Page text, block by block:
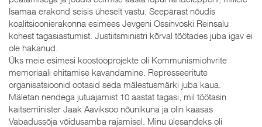
Isamaa erakond seisis üheselt vastu. Seepärast nõudis
koalitsioonierakonna esimees Jevgeni Ossinvoski Reinsalu
kohest tagasiastumist. Justiitsministri kõrval töötades juba igav ei
ole hakanud.
Üks meie esimesi koostööprojekte oli Kommunismiohvrite
memoriaali ehitamise kavandamine. Represseeritute
organisatsioonid ootasid seda mälestusmärki juba kaua.
Mäletan nendega jutuajamist 10 aastat tagasi, mil töötasin
kaitseminister Jaak Aaviksoo nõunikuna ja olin kaasas
Vabadussõja võidusamba rajamisel. Minu ülesandeks oli